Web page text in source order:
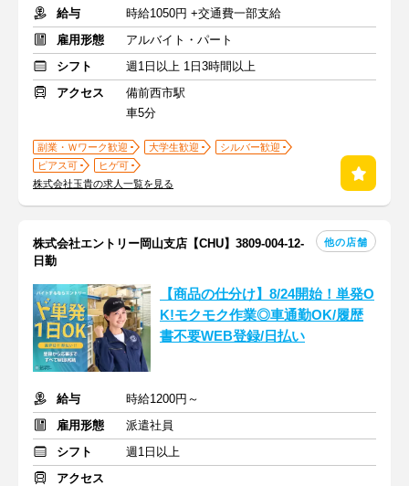
給与
時給1050円 +交通費一部支給
雇用形態
アルバイト・パート
シフト
週1日以上 1日3時間以上
アクセス
備前西市駅
車5分
副業・Ｗワーク歓迎 大学生歓迎
シルバー歓迎
ピアス可
ヒゲ可
株式会社玉貴の求人一覧を見る
株式会社エントリー岡山支店【CHU】3809-004-12-
日勤
他の店舗
【商品の仕分け】8/24開始！単発O
K!モクモク作業◎車通勤OK/履歴
書不要WEB登録/日払い
給与
時給1200円～
雇用形態
派遣社員
シフト
週1日以上
アクセス